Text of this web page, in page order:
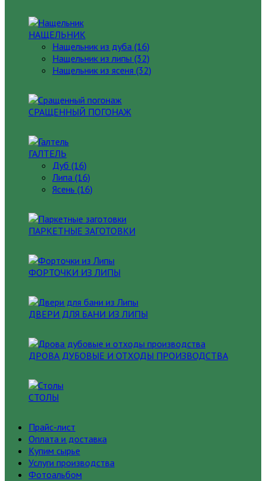
НАЩЕЛЬНИК
Нащельник из дуба (16)
Нащельник из липы (32)
Нащельник из ясеня (32)
СРАЩЕННЫЙ ПОГОНАЖ
ГАЛТЕЛЬ
Дуб (16)
Липа (16)
Ясень (16)
ПАРКЕТНЫЕ ЗАГОТОВКИ
ФОРТОЧКИ ИЗ ЛИПЫ
ДВЕРИ ДЛЯ БАНИ ИЗ ЛИПЫ
ДРОВА ДУБОВЫЕ И ОТХОДЫ ПРОИЗВОДСТВА
СТОЛЫ
Прайс-лист
Оплата и доставка
Купим сырье
Услуги производства
Фотоальбом